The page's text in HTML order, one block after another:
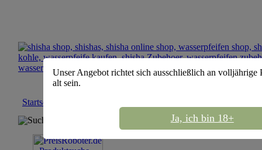
Startseite
Suchmaschine
Unser Angebot richtet sich ausschließlich an volljährige
alt sein.
Ja, ich bin 18+